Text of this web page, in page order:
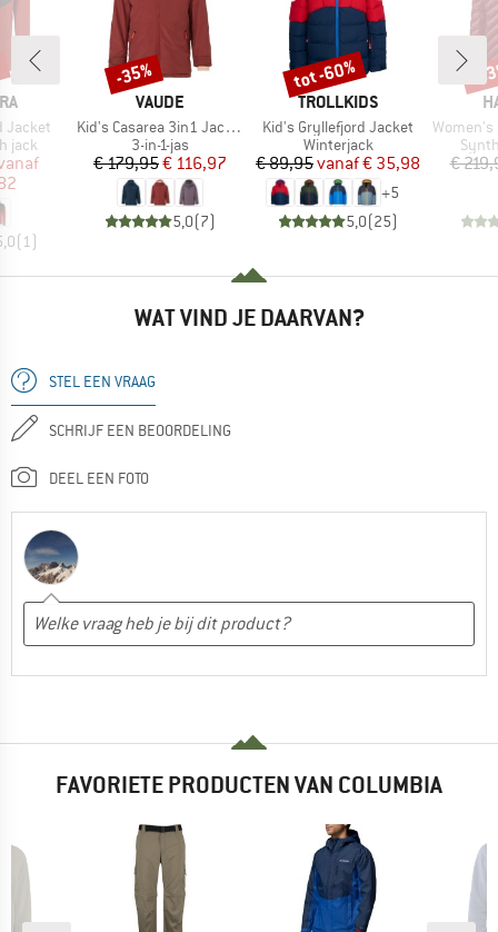
Jacket
jack
prijs
(1)
MERK
VAUDE
Artikel
Kid's Casarea 3in1 Jacket II
Productgroep
3-in-1-jas
Prijs
€ 179,95Verlaagde prijs
€ 116,97
5,0(7)
Korting
-35%
MERK
TROLLKIDS
Artikel
Kid's Gryllefjord Jacket
Productgroep
Winterjack
Prijs
€ 89,95 Verlaagde prijs
vanaf€ 35,98
+5
5,0(25)
Korting
tot -60%
Artikel
Women's
€
-
WAT VIND JE DAARVAN?
STEL EEN VRAAG
SCHRIJF EEN BEOORDELING
DEEL EEN FOTO
FAVORIETE PRODUCTEN VAN COLUMBIA